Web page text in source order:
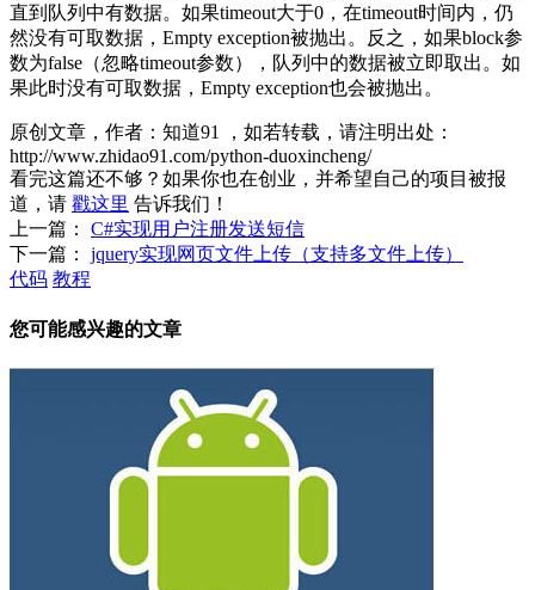
直到队列中有数据。如果timeout大于0，在timeout时间内，仍
然没有可取数据，Empty exception被抛出。反之，如果block参
数为false（忽略timeout参数），队列中的数据被立即取出。如
果此时没有可取数据，Empty exception也会被抛出。
原创文章，作者：知道91
，如若转载，请注明出处：
http://www.zhidao91.com/python-duoxincheng/
看完这篇还不够？如果你也在创业，并希望自己的项目被报
道，请 戳这里 告诉我们！
上一篇：
C#实现用户注册发送短信
下一篇：
jquery实现网页文件上传（支持多文件上传）
代码 教程
您可能感兴趣的文章